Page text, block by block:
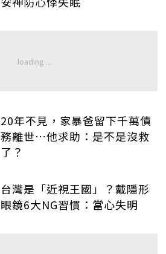
20年不見，家暴爸留下千萬債
務離世…他求助：是不是沒救
了？
台灣是「近視王國」？戴隱形
眼鏡6大NG習慣：當心失明